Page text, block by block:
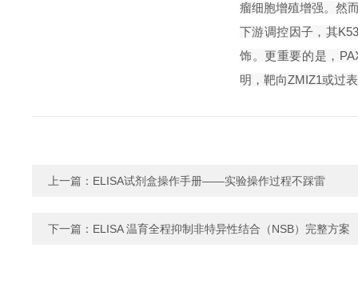
瘤细胞增殖增强。然
下游调控因子，其
饰。更重要的是，
明，靶向ZMIZ1或过
上一篇： ELISA试剂盒操作手册——实验操作过程不踩雷
下一篇： ELISA 温育全程抑制非特异性结合（NSB）完整方案